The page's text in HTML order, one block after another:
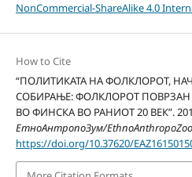
NonCommercial-ShareAlike 4.0
How to Cite
“ПОЛИТИКАТА НА ФОЛКЛОРОТ,
СОБИРАЊЕ: ФОЛКЛОРОТ
ВО ФИНСКА ВО РАНИОТ 20 ВЕК”.
ЕтноАнтропоЗум/
https://doi.org/10.37620/